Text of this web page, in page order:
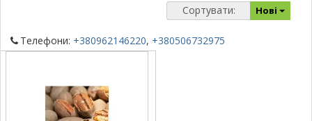
Сортувати: Нові
Телефони: +380962146220, +380506732975